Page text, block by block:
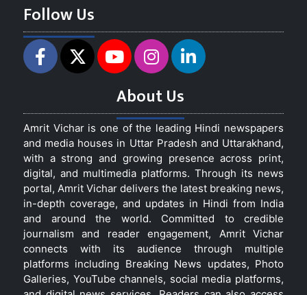
Follow Us
About Us
Amrit Vichar is one of the leading Hindi newspapers
and media houses in Uttar Pradesh and Uttarakhand,
with a strong and growing presence across print,
digital, and multimedia platforms. Through its news
portal, Amrit Vichar delivers the latest breaking news,
in-depth coverage, and updates in Hindi from India
and around the world. Committed to credible
journalism and reader engagement, Amrit Vichar
connects with its audience through multiple
platforms including Breaking News updates, Photo
Galleries, YouTube channels, social media platforms,